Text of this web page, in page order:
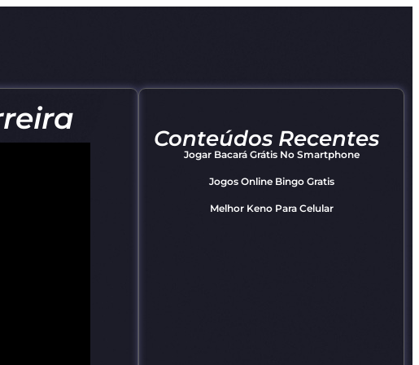
Conteúdos Recentes
Jogar Bacará Grátis No Smartphone
Jogos Online Bingo Gratis
Melhor Keno Para Celular